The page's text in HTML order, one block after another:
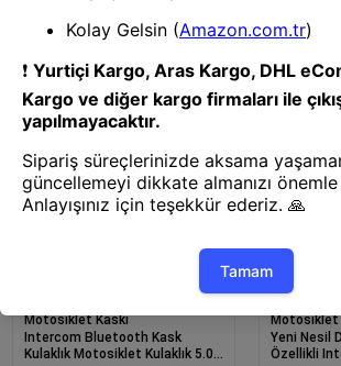
Motosiklet Kaskı
Intercom Bluetooth Kask
Kulaklık Motosiklet Kulaklık 5.0
Motosiklet
Yeni Nesil
Özellikli